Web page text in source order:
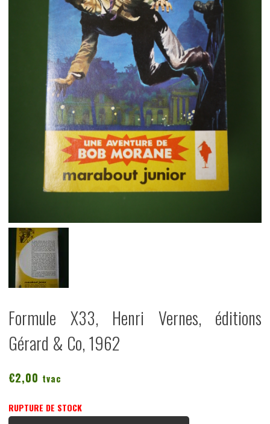
Formule X33, Henri Vernes, éditions
Gérard & Co, 1962
€2,00 tvac
RUPTURE DE STOCK